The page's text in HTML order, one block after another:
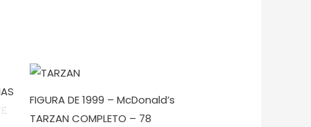
FIGURA DE 1999 – McDonald’s
TARZAN COMPLETO – 78